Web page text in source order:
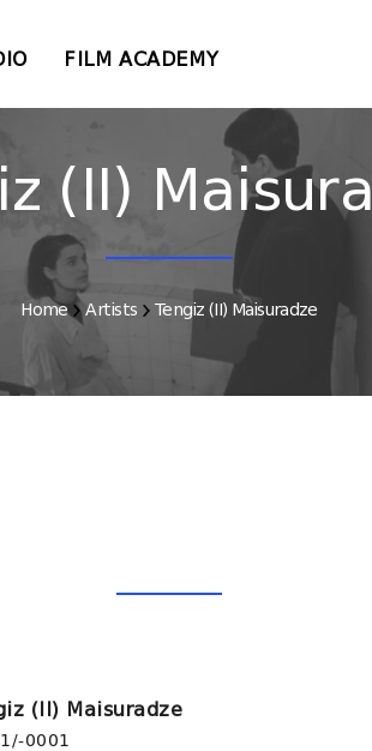
FILM ACADEMY
(II)
Home Artists Tengiz (II) Maisuradze
(II) Maisuradze
0001